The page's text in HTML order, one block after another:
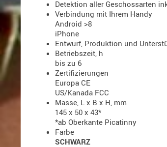
Detektion aller Geschossarten
Verbindung mit Ihrem Handy
Android >8
iPhone
Entwurf, Produktion und
Betriebszeit, h
bis zu 6
Zertifizierungen
Europa CE
US/Kanada FCC
Masse, L x B x H, mm
145 x 50 x 43*
*ab Oberkante Picatinny
Farbe
SCHWARZ